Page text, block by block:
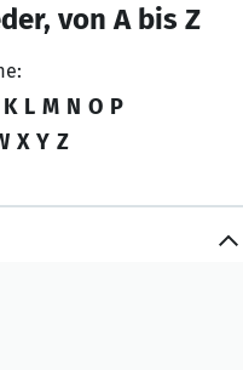
von A bis Z
K L M N O P
X Y Z